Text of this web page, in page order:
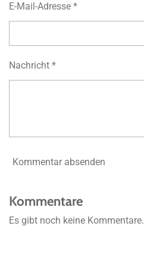
E-Mail-Adresse *
Nachricht *
Kommentar absenden
Kommentare
Es gibt noch keine Kommentare.